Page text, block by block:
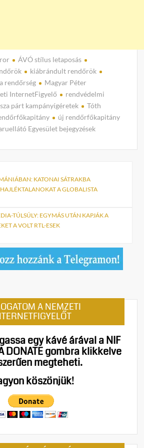
ÁVÓ stílus letaposás
kiábrándult rendőrök
rendőrség
Magyar Péter
InternetFigyelő
rendvédelmi
párt kampányígéretek
Tóth
új rendőrfőkapitány
Egyesület bejegyzések
KATONAI SÁTRAKBA
A GLOBALISTA
TÚLSÚLY: EGYMÁS UTÁN KAPJÁK A
A VOLT RTL-ESEK
A NEMZETI
egy kávé árával a NIF
DONATE gombra klikkelve
megteheti.
köszönjük!